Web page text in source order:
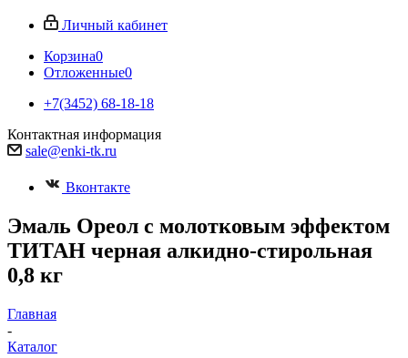
Личный кабинет
Корзина0
Отложенные0
+7(3452) 68-18-18
Контактная информация
sale@enki-tk.ru
Вконтакте
Эмаль Ореол с молотковым эффектом
ТИТАН черная алкидно-стирольная
0,8 кг
Главная
-
Каталог